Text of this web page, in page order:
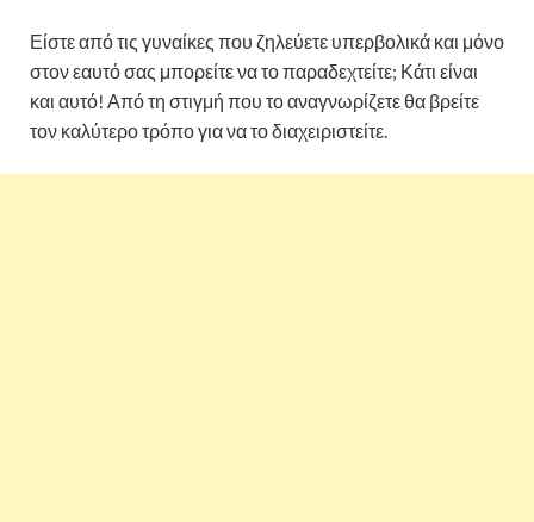
Είστε από τις γυναίκες που ζηλεύετε υπερβολικά και μόνο
στον εαυτό σας μπορείτε να το παραδεχτείτε; Κάτι είναι
και αυτό! Από τη στιγμή που το αναγνωρίζετε θα βρείτε
τον καλύτερο τρόπο για να το διαχειριστείτε.